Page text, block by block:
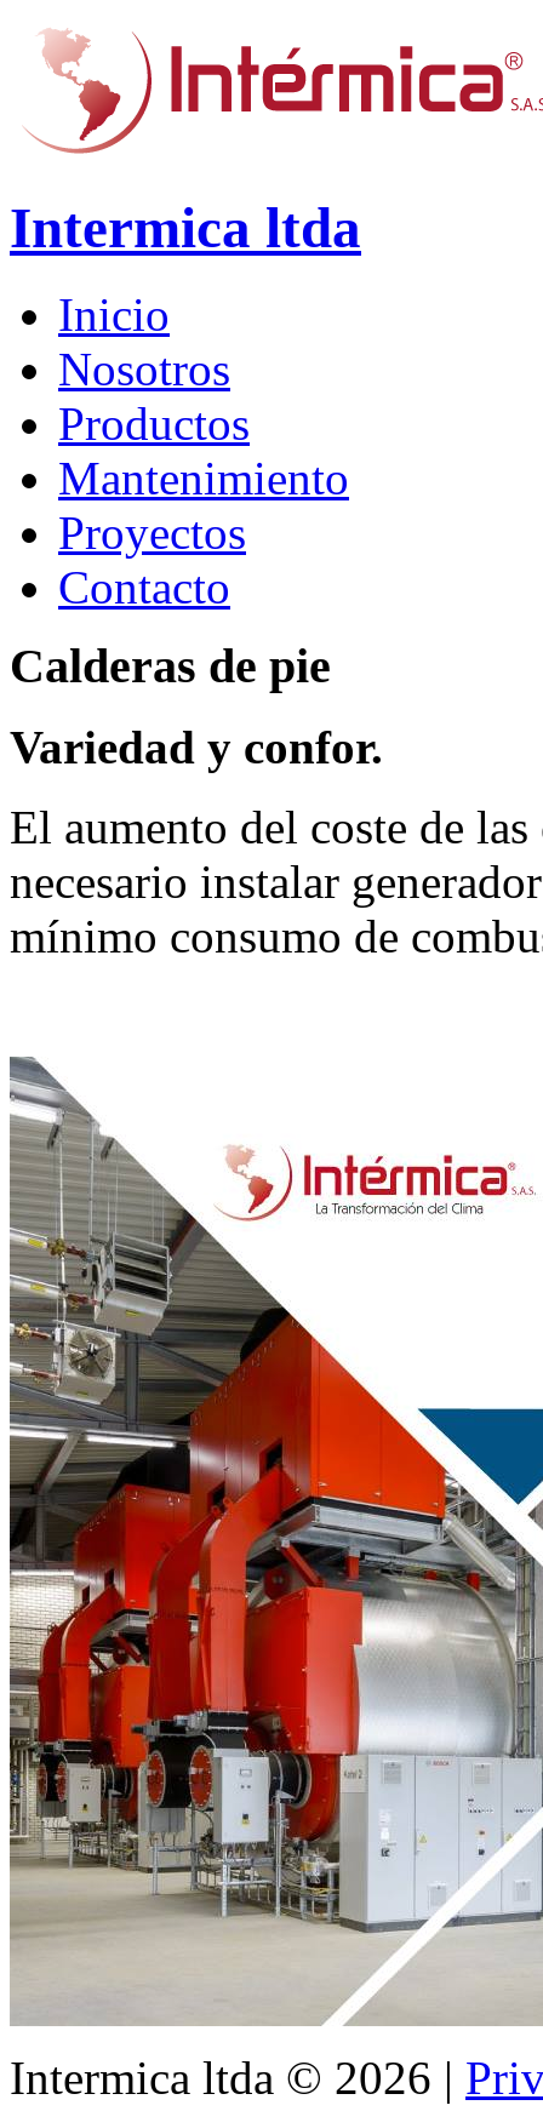
Intermica ltda
Inicio
Nosotros
Productos
Mantenimiento
Proyectos
Contacto
Calderas de pie
Variedad y confor.
El aumento del coste de
necesario instalar
mínimo consumo de
Intermica ltda © 2026 |